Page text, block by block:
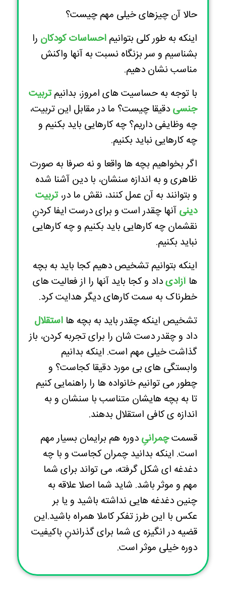
حالا آن چیزهای خیلی مهم چیست؟
اینکه به طور کلی بتوانیماحساسات کودکان را
بشناسیم و سر بزنگاه نسبت به آنها واکنش
مناسب نشان دهیم.
با توجه به حساسیت های امروز، بدانیمتربیت
جنسیدقیقا چیست؟ ما در مقابل این تربیت،
چه وظایفی داریم؟ چه کارهایی باید بکنیم و
چه کارهایی نباید بکنیم.
اگر بخواهیم بچه ها واقعا و نه صرفا به صورت
ظاهری و به اندازه سنشان، با دین آشنا شده
و بتوانند به آن عمل کنند، نقش ما در،تربیت
دینیآنها چقدر است و برای درست ایفا کردنِ
نقشمان چه کارهایی باید بکنیم و چه کارهایی
نباید بکنیم.
اینکه بتوانیم تشخیص دهیم کجا باید به بچه
هاآزادیداد و کجا باید آنها را از فعالیت های
خطرناک به سمت کارهای دیگر هدایت کرد.
تشخیص اینکه چقدر باید به بچه هااستقلال
داد و چقدر دست شان را برای تجربه کردن، باز
گذاشت خیلی مهم است. اینکه بدانیم
وابستگی های بی مورد دقیقا کجاست؟ و
چطور می توانیم خانواده ها را راهنمایی ‌کنیم
تا به بچه هایشان متناسب با سنشان و به
اندازه ی کافی استقلال بدهند.
قسمتچمرانیِدوره هم برایمان بسیار مهم
است. اینکه بدانید چمران کجاست و با چه
دغدغه ای شکل گرفته، می تواند برای شما
مهم و موثر باشد. شاید شما اصلا علاقه به
چنین دغدغه هایی نداشته باشید و یا بر
عکس با این طرز تفکر کاملا همراه باشید.این
قضیه در انگیزه ی شما برای گذراندنِ باکیفیت
دوره خیلی موثر است.